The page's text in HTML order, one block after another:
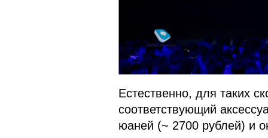
Естественно, для таких
соответствующий
юаней (~ 2700 рублей) и